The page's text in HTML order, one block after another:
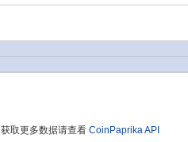
获取更多数据请查看 CoinPaprika API